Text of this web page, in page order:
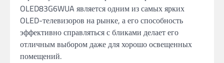
OLED83G6WUA является одним из самых ярких
OLED-телевизоров на рынке, а его способность
эффективно справляться с бликами делает его
отличным выбором даже для хорошо освещенных
помещений.